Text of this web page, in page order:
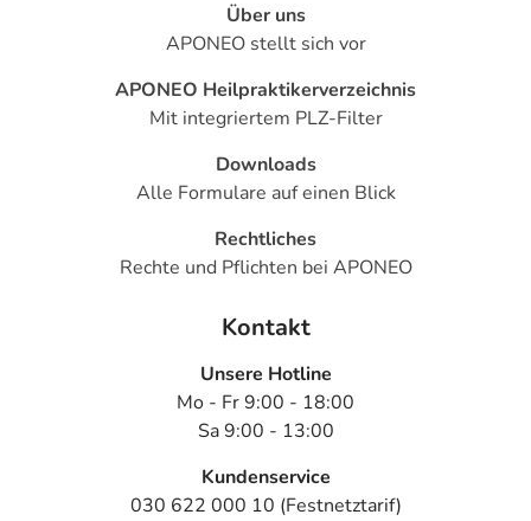
Über uns
APONEO stellt sich vor
APONEO Heilpraktikerverzeichnis
Mit integriertem PLZ-Filter
Downloads
Alle Formulare auf einen Blick
Rechtliches
Rechte und Pflichten bei APONEO
Kontakt
Unsere Hotline
Mo - Fr 9:00 - 18:00
Sa 9:00 - 13:00
Kundenservice
030 622 000 10 (Festnetztarif)